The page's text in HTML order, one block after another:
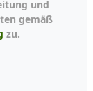
gemäß
zu.